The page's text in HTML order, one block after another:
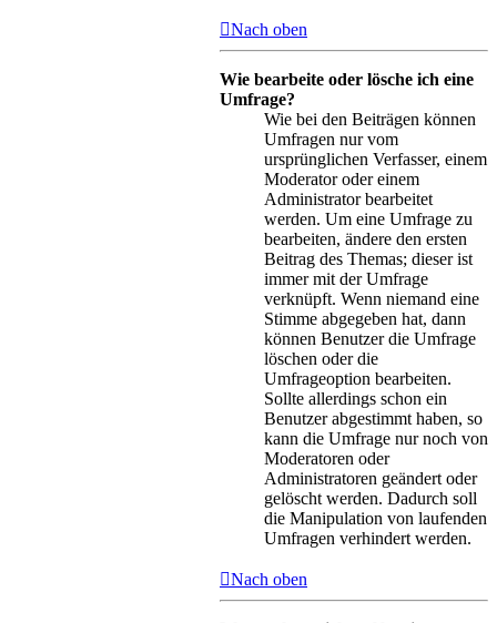
Nach oben
Wie bearbeite oder lösche ich eine
Umfrage?
Wie bei den Beiträgen können
Umfragen nur vom
ursprünglichen Verfasser, einem
Moderator oder einem
Administrator bearbeitet
werden. Um eine Umfrage zu
bearbeiten, ändere den ersten
Beitrag des Themas; dieser ist
immer mit der Umfrage
verknüpft. Wenn niemand eine
Stimme abgegeben hat, dann
können Benutzer die Umfrage
löschen oder die
Umfrageoption bearbeiten.
Sollte allerdings schon ein
Benutzer abgestimmt haben, so
kann die Umfrage nur noch von
Moderatoren oder
Administratoren geändert oder
gelöscht werden. Dadurch soll
die Manipulation von laufenden
Umfragen verhindert werden.
Nach oben